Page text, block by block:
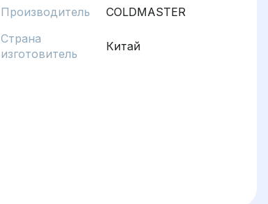
Производитель
COLDMASTER
Страна
изготовитель
Китай